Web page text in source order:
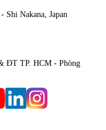
Shi Nakana, Japan
ĐT TP. HCM - Phòng